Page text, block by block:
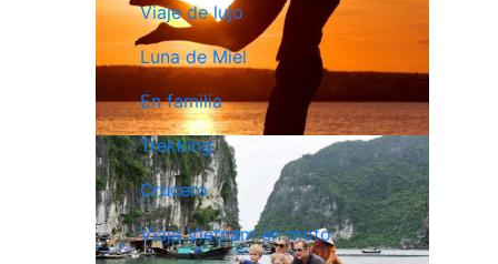
Viaje de lujo
Luna de Miel
En familia
Trekking
Crucero
Viaje Vietnam en moto